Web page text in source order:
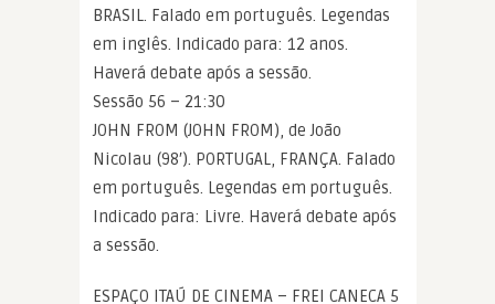
BRASIL. Falado em português. Legendas
em inglês. Indicado para: 12 anos.
Haverá debate após a sessão.
Sessão 56 – 21:30
JOHN FROM (JOHN FROM), de João
Nicolau (98′). PORTUGAL, FRANÇA. Falado
em português. Legendas em português.
Indicado para: Livre. Haverá debate após
a sessão.
ESPAÇO ITAÚ DE CINEMA – FREI CANECA 5